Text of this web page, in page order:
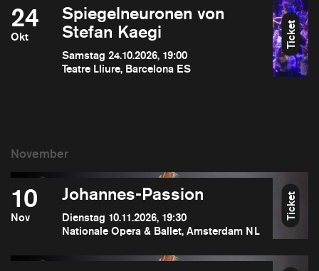
24
Okt
Spiegelneuronen von
Stefan Kaegi
Samstag 24.10.2026, 19:00
Teatre Lliure, Barcelona ES
Ticket
10
Nov
Johannes-Passion
Dienstag 10.11.2026, 19:30
Nationale Opera & Ballet, Amsterdam NL
Ticket